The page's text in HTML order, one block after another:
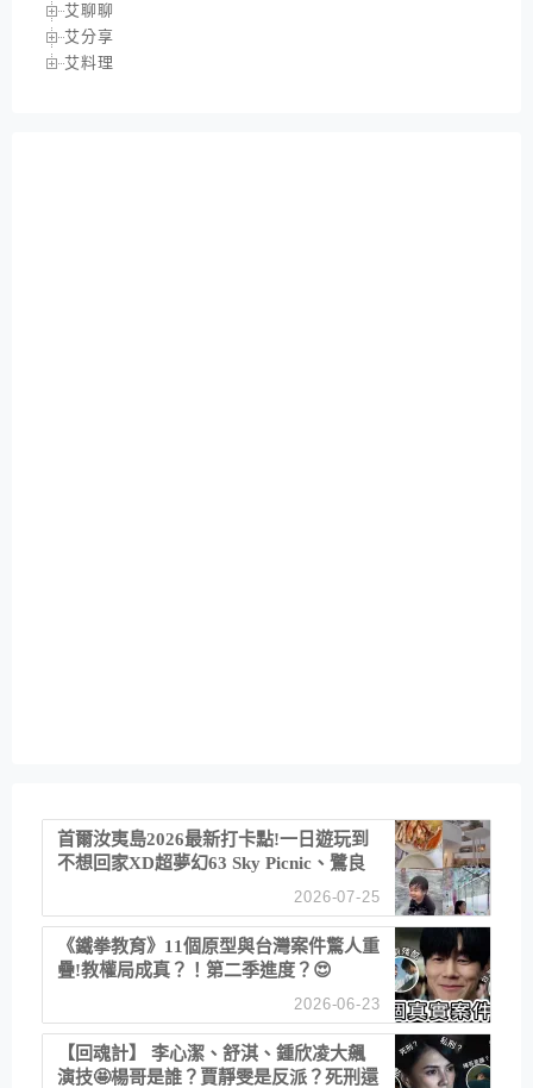
艾聊聊
艾分享
艾料理
首爾汝夷島2026最新打卡點!一日遊玩到
不想回家XD超夢幻63 Sky Picnic、鷺良
津帝王蟹大餐、《淚之女王》拍攝地、漢
2026-07-25
《鐵拳教育》11個原型與台灣案件驚人重
疊!教權局成真？！第二季進度？😍
2026-06-23
【回魂計】 李心潔、舒淇、鍾欣凌大飆
演技🤩楊哥是誰？賈靜雯是反派？死刑還